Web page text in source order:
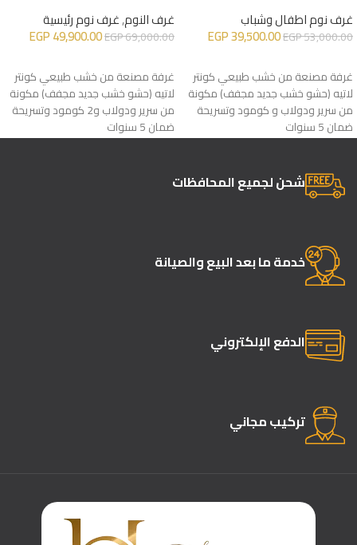
غرف نوم اطفال وشباب
EGP53,000.00
EGP39,500.00
غرفة مصنعة من خشب طبيعي كونتر
لاتيه (حشو خشب جديد مجفف) مكونة
من سرير ودولاب و كومود وتسريحة
ضمان 5 سنوات
غرف النوم,غرف نوم رئيسية
EGP69,000.00
EGP49,900.00
غرفة مصنعة من خشب طبيعي كونتر
لاتيه (حشو خشب جديد مجفف) مكونة
من سرير ودولاب و2 كومود وتسريحة
ضمان 5 سنوات
شحن لجميع المحافظات
خدمة ما بعد البيع والصيانة
الدفع الإلكتروني
تركيب مجاني